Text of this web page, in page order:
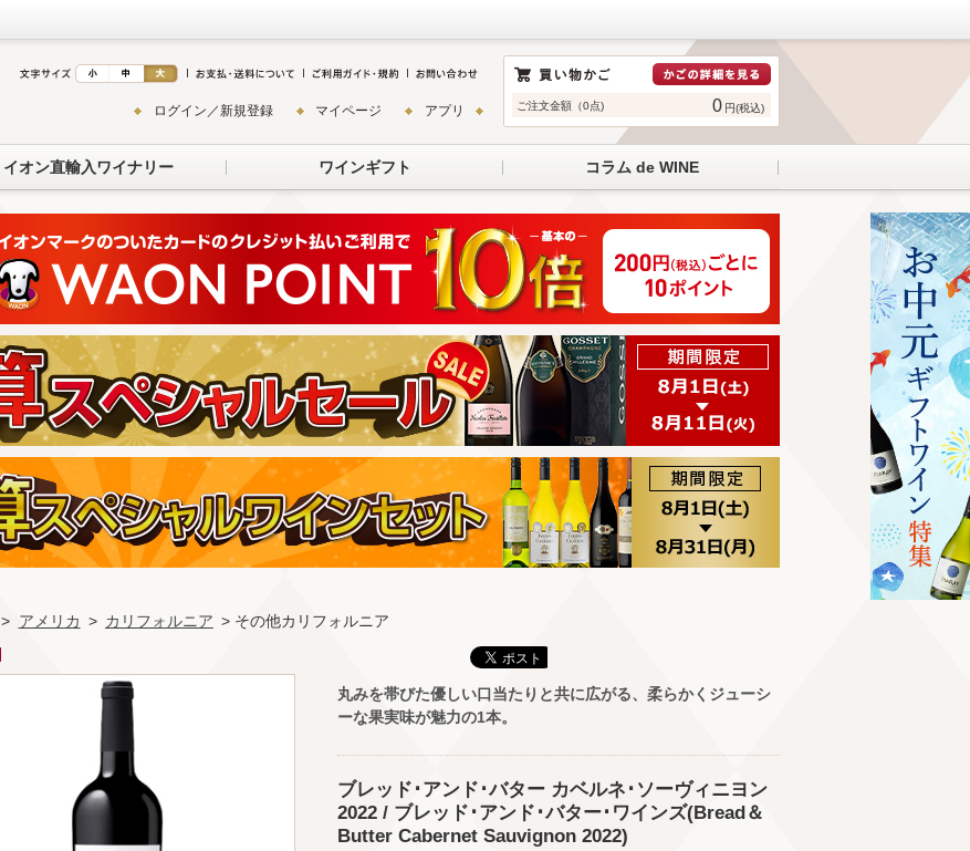
ご注文金額（0点) 0 円(税込)
ログイン／新規登録 マイページ アプリ
イオン直輸入ワイナリー ワインギフト コラム de WINE
> アメリカ > カリフォルニア > その他カリフォルニア
丸みを帯びた優しい口当たりと共に広がる、柔らかくジューシ
ーな果実味が魅力の1本。
ブレッド･アンド･バター カベルネ･ソーヴィニヨン
2022 / ブレッド･アンド･バター･ワインズ(Bread＆
Butter Cabernet Sauvignon 2022)